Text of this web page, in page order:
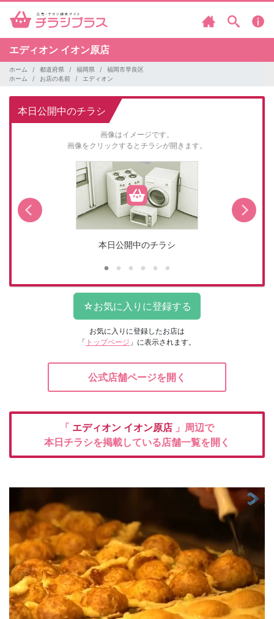
エディオン イオン原店
ホーム 都道府県 福岡県
福岡市早良区
ホーム
お店の名前 エディオン
本日公開中のチラシ
画像はイメージです。
画像をクリックするとチラシが開きます。
本日公開中のチラシ
お気に入りに登録したお店は
「 トップページ 」に表示されます。
公式店舗ページを開く
「 エディオン イオン原店 」周辺で
本日チラシを掲載している店舗一覧を開く